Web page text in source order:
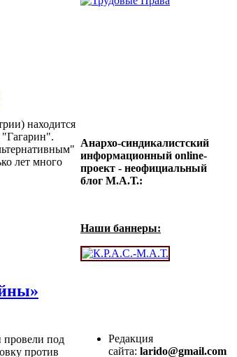
находится
"Гагарин".
лет много
провели под
против
Анархо-синдикалистский
информационный online-
проект - неофициальный
блог М.А.Т.:
Наши баннеры:
Редакция
сайта: larido@gmail.com